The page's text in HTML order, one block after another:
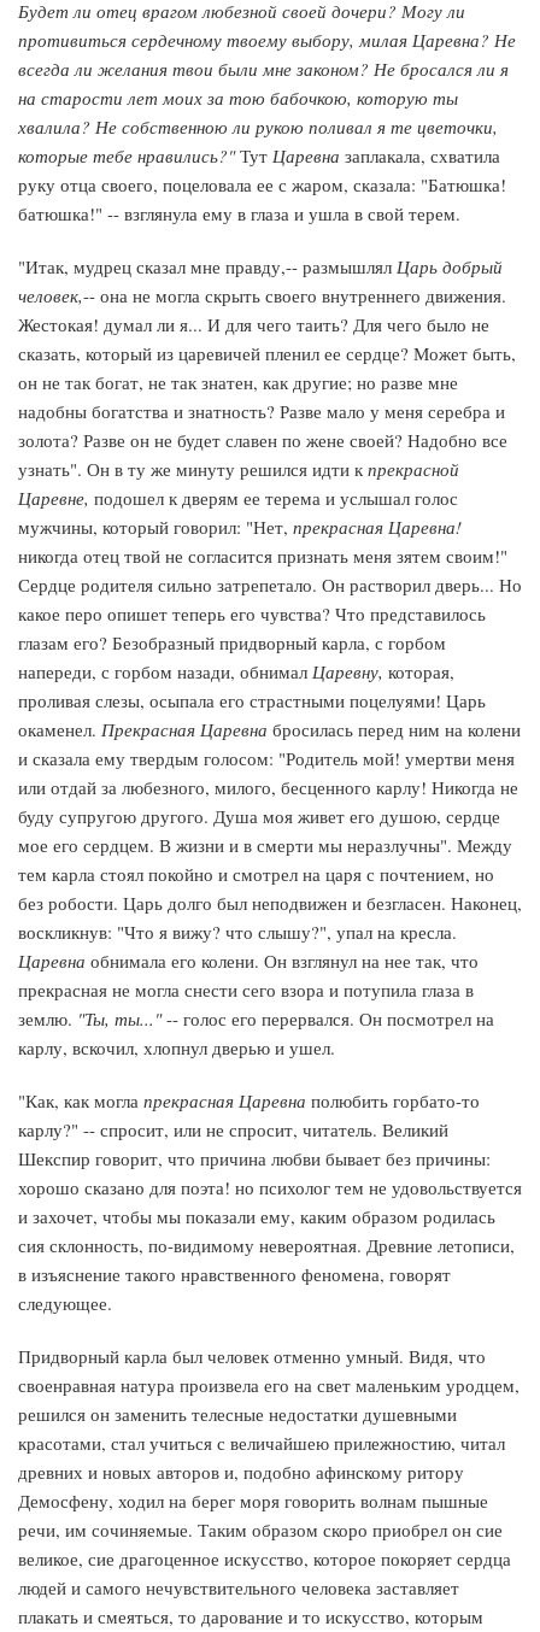
Будет ли отец врагом любезной своей дочери? Могу ли
противиться сердечному твоему выбору, милая Царевна? Не
всегда ли желания твои были мне законом? Не бросался ли я
на старости лет моих за тою бабочкою, которую ты
хвалила? Не собственною ли рукою поливал я те цветочки,
которые тебе нравились?"Тут Царевна заплакала, схватила
руку отца своего, поцеловала ее с жаром, сказала: "Батюшка!
батюшка!" -- взглянула ему в глаза и ушла в свой терем.
"Итак, мудрец сказал мне правду,-- размышлял Царь добрый
человек,-- она не могла скрыть своего внутреннего движения.
Жестокая! думал ли я... И для чего таить? Для чего было не
сказать, который из царевичей пленил ее сердце? Может быть,
он не так богат, не так знатен, как другие; но разве мне
надобны богатства и знатность? Разве мало у меня серебра и
золота? Разве он не будет славен по жене своей? Надобно все
узнать". Он в ту же минуту решился идти к прекрасной
Царевне, подошел к дверям ее терема и услышал голос
мужчины, который говорил: "Нет, прекрасная Царевна!
никогда отец твой не согласится признать меня зятем своим!"
Сердце родителя сильно затрепетало. Он растворил дверь... Но
какое перо опишет теперь его чувства? Что представилось
глазам его? Безобразный придворный карла, с горбом
напереди, с горбом назади, обнимал Царевну, которая,
проливая слезы, осыпала его страстными поцелуями! Царь
окаменел. Прекрасная Царевна бросилась перед ним на колени
и сказала ему твердым голосом: "Родитель мой! умертви меня
или отдай за любезного, милого, бесценного карлу! Никогда не
буду супругою другого. Душа моя живет его душою, сердце
мое его сердцем. В жизни и в смерти мы неразлучны". Между
тем карла стоял покойно и смотрел на царя с почтением, но
без робости. Царь долго был неподвижен и безгласен. Наконец,
воскликнув: "Что я вижу? что слышу?", упал на кресла.
Царевна обнимала его колени. Он взглянул на нее так, что
прекрасная не могла снести сего взора и потупила глаза в
землю. "Ты, ты..."-- голос его перервался. Он посмотрел на
карлу, вскочил, хлопнул дверью и ушел.
"Как, как могла прекрасная Царевна полюбить горбато-то
карлу?" -- спросит, или не спросит, читатель. Великий
Шекспир говорит, что причина любви бывает без причины:
хорошо сказано для поэта! но психолог тем не удовольствуется
и захочет, чтобы мы показали ему, каким образом родилась
сия склонность, по-видимому невероятная. Древние летописи,
в изъяснение такого нравственного феномена, говорят
следующее.
Придворный карла был человек отменно умный. Видя, что
своенравная натура произвела его на свет маленьким уродцем,
решился он заменить телесные недостатки душевными
красотами, стал учиться с величайшею прилежностию, читал
древних и новых авторов и, подобно афинскому ритору
Демосфену, ходил на берег моря говорить волнам пышные
речи, им сочиняемые. Таким образом скоро приобрел он сие
великое, сие драгоценное искусство, которое покоряет сердца
людей и самого нечувствительного человека заставляет
плакать и смеяться, то дарование и то искусство, которым